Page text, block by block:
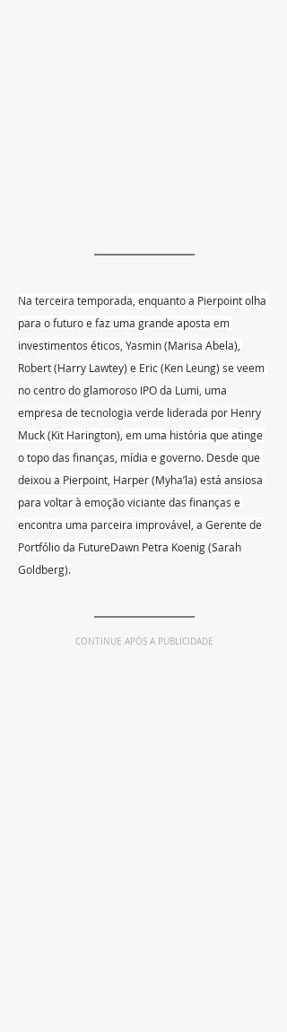
Na terceira temporada, enquanto a Pierpoint olha
para o futuro e faz uma grande aposta em
investimentos éticos, Yasmin (Marisa Abela),
Robert (Harry Lawtey) e Eric (Ken Leung) se veem
no centro do glamoroso IPO da Lumi, uma
empresa de tecnologia verde liderada por Henry
Muck (Kit Harington), em uma história que atinge
o topo das finanças, mídia e governo. Desde que
deixou a Pierpoint, Harper (Myha’la) está ansiosa
para voltar à emoção viciante das finanças e
encontra uma parceira improvável, a Gerente de
Portfólio da FutureDawn Petra Koenig (Sarah
Goldberg).
CONTINUE APÓS A PUBLICIDADE